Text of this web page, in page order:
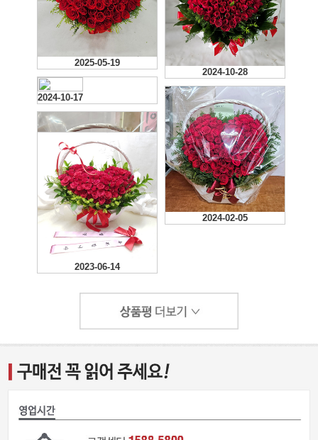
2025-05-19
2024-10-28
2024-10-17
2024-02-05
2024-02-01
2023-06-14